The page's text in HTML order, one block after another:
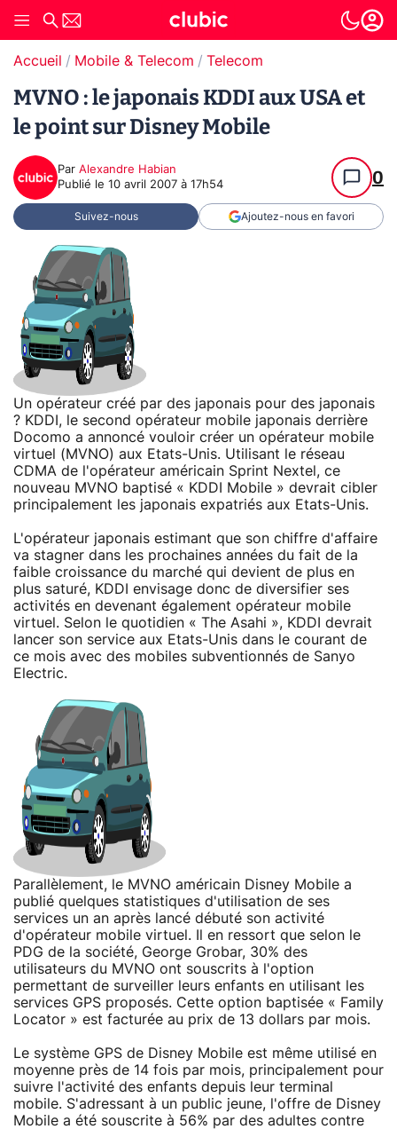
Accueil Mobile & Telecom Telecom
MVNO : le japonais KDDI aux USA et
le point sur Disney Mobile
Par Alexandre Habian
Publié le 10 avril 2007 à 17h54 0
Suivez-nous Ajoutez-nous en favori
Un opérateur créé par des japonais pour des japonais
? KDDI, le second opérateur mobile japonais derrière
Docomo a annoncé vouloir créer un opérateur mobile
virtuel (MVNO) aux Etats-Unis. Utilisant le réseau
CDMA de l'opérateur américain Sprint Nextel, ce
nouveau MVNO baptisé « KDDI Mobile » devrait cibler
principalement les japonais expatriés aux Etats-Unis.
L'opérateur japonais estimant que son chiffre d'affaire
va stagner dans les prochaines années du fait de la
faible croissance du marché qui devient de plus en
plus saturé, KDDI envisage donc de diversifier ses
activités en devenant également opérateur mobile
virtuel. Selon le quotidien « The Asahi », KDDI devrait
lancer son service aux Etats-Unis dans le courant de
ce mois avec des mobiles subventionnés de Sanyo
Electric.
Parallèlement, le MVNO américain Disney Mobile a
publié quelques statistiques d'utilisation de ses
services un an après lancé débuté son activité
d'opérateur mobile virtuel. Il en ressort que selon le
PDG de la société, George Grobar, 30% des
utilisateurs du MVNO ont souscrits à l'option
permettant de surveiller leurs enfants en utilisant les
services GPS proposés. Cette option baptisée « Family
Locator » est facturée au prix de 13 dollars par mois.
Le système GPS de Disney Mobile est même utilisé en
moyenne près de 14 fois par mois, principalement pour
suivre l'activité des enfants depuis leur terminal
mobile. S'adressant à un public jeune, l'offre de Disney
Mobile a été souscrite à 56% par des adultes contre